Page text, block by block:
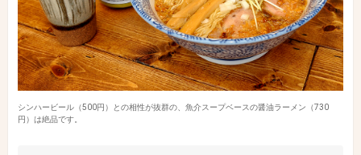
シンハービール（500円）との相性が抜群の、魚介スープベースの醤油ラーメン（730
円）は絶品です。